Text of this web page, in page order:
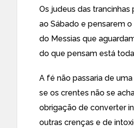
Os judeus das
ao Sábado e pensarem
do Messias que
do que pensam está
A fé não passaria de
se os crentes não se
obrigação de converter
outras crenças e de